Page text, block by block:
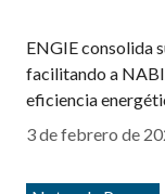
ENGIE consolida
facilitando a
eficiencia
3 de febrero de